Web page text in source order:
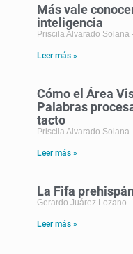
Más vale
inteligencia
Priscila Alvarado Solana
Leer más »
Cómo el Área
Palabras
tacto
Priscila Alvarado Solana
Leer más »
La Fifa
Gerardo Juárez Lozano
Leer más »